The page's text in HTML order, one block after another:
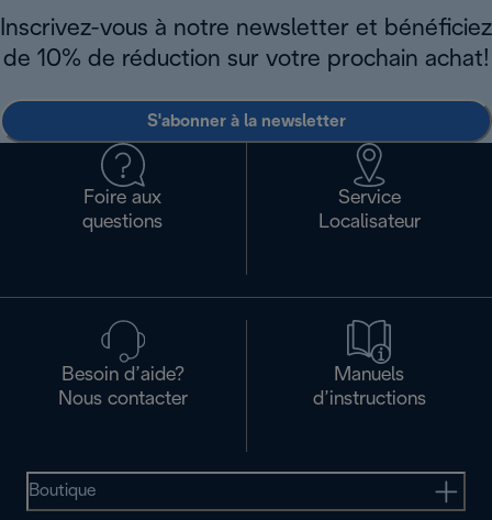
Inscrivez-vous à notre newsletter et bénéficiez
de 10% de réduction sur votre prochain achat!
S'abonner à la newsletter
Foire aux
questions
Service
Localisateur
Besoin d’aide?
Nous contacter
Manuels
d’instructions
Boutique